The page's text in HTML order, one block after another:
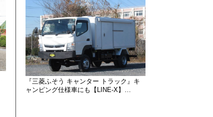
『三菱ふそう キャンター トラック』キ
ャンピング仕様車にも【LINE-X】…